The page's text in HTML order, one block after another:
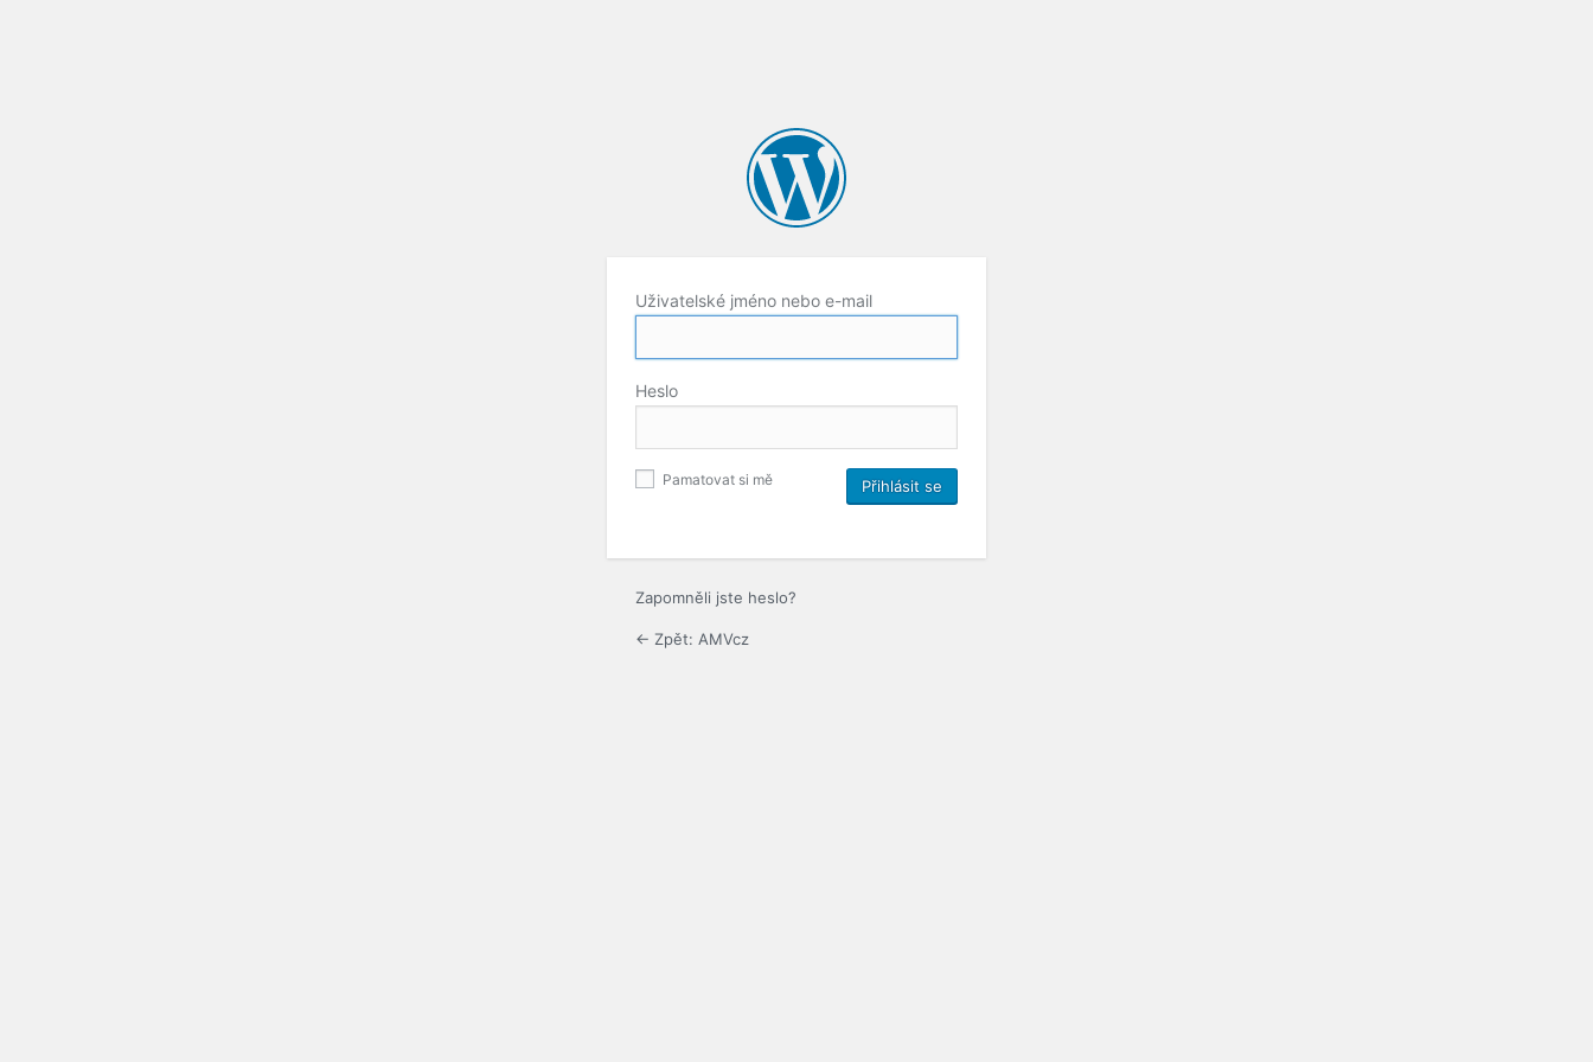
Uživatelské jméno nebo e-mail
Heslo
Pamatovat si mě
Zapomněli jste heslo?
← Zpět: AMVcz